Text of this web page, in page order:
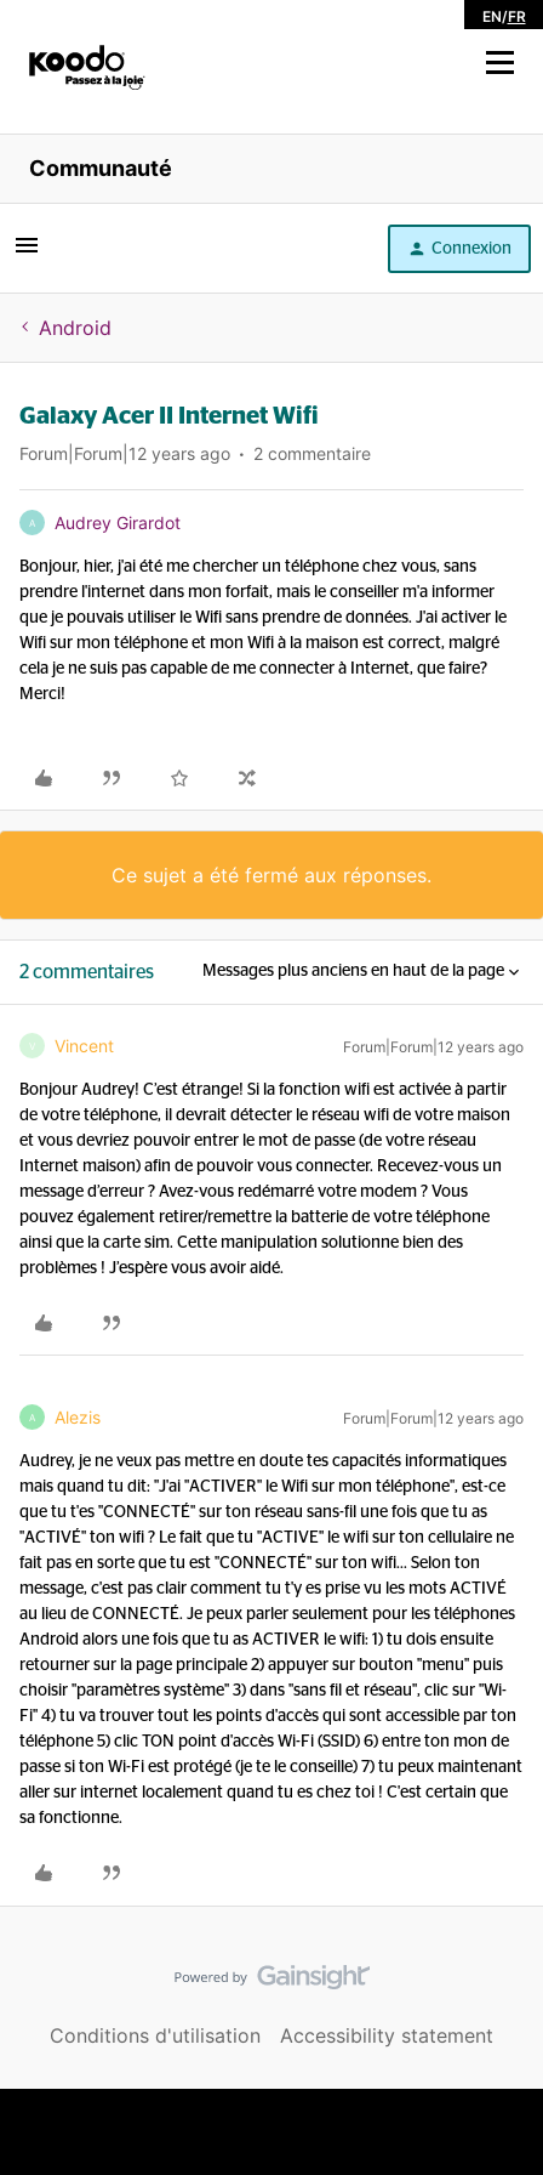
EN/FR
Magasiner
Libre service
Aide
Communauté
Connexion
Android
Galaxy Acer II Internet Wifi
Forum|Forum|12 years ago 2 commentaire
A Audrey Girardot
Bonjour, hier, j'ai été me chercher un téléphone chez vous, sans
prendre l'internet dans mon forfait, mais le conseiller m'a informer
que je pouvais utiliser le Wifi sans prendre de données. J'ai activer le
Wifi sur mon téléphone et mon Wifi à la maison est correct, malgré
cela je ne suis pas capable de me connecter à Internet, que faire?
Merci!
Ce sujet a été fermé aux réponses.
2 commentaires Messages plus anciens en haut de la page
V Vincent Forum|Forum|12 years ago
Bonjour Audrey! C’est étrange! Si la fonction wifi est activée à partir
de votre téléphone, il devrait détecter le réseau wifi de votre maison
et vous devriez pouvoir entrer le mot de passe (de votre réseau
Internet maison) afin de pouvoir vous connecter. Recevez-vous un
message d’erreur ? Avez-vous redémarré votre modem ? Vous
pouvez également retirer/remettre la batterie de votre téléphone
ainsi que la carte sim. Cette manipulation solutionne bien des
problèmes ! J’espère vous avoir aidé.
A Alezis Forum|Forum|12 years ago
Audrey, je ne veux pas mettre en doute tes capacités informatiques
mais quand tu dit: "J'ai "ACTIVER" le Wifi sur mon téléphone", est-ce
que tu t'es "CONNECTÉ" sur ton réseau sans-fil une fois que tu as
"ACTIVÉ" ton wifi ? Le fait que tu "ACTIVE" le wifi sur ton cellulaire ne
fait pas en sorte que tu est "CONNECTÉ" sur ton wifi... Selon ton
message, c'est pas clair comment tu t'y es prise vu les mots ACTIVÉ
au lieu de CONNECTÉ. Je peux parler seulement pour les téléphones
Android alors une fois que tu as ACTIVER le wifi: 1) tu dois ensuite
retourner sur la page principale 2) appuyer sur bouton "menu" puis
choisir "paramètres système" 3) dans "sans fil et réseau", clic sur "Wi-
Fi" 4) tu va trouver tout les points d'accès qui sont accessible par ton
téléphone 5) clic TON point d'accès Wi-Fi (SSID) 6) entre ton mon de
passe si ton Wi-Fi est protégé (je te le conseille) 7) tu peux maintenant
aller sur internet localement quand tu es chez toi ! C'est certain que
sa fonctionne.
Conditions d'utilisation Accessibility statement